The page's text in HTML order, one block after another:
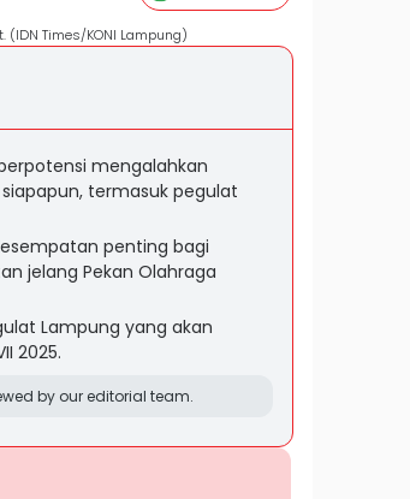
(IDN Times/KONI Lampung)
mengalahkan
termasuk pegulat
penting bagi
jelang Pekan Olahraga
Lampung yang akan
2025.
by our editorial team.